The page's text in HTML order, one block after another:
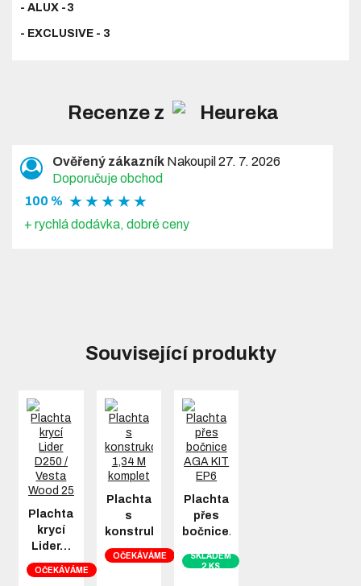
- ALUX -3
- EXCLUSIVE - 3
Recenze z
Ověřený zákazník Nakoupil 27. 7. 2026
Doporučuje obchod
100 % ★ ★ ★ ★ ★
+ rychlá dodávka, dobré ceny
Související produkty
Plachta
krycí
Lider…
OČEKÁVÁME
Plachta
s
konstrukcí…
OČEKÁVÁME
Plachta
přes
bočnice…
SKLADEM
2 KS